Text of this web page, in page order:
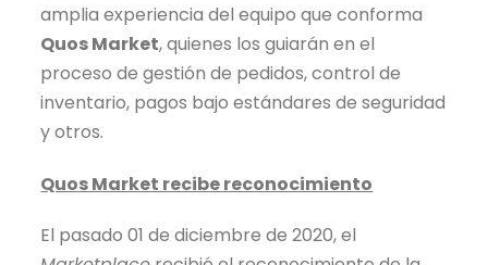
amplia experiencia del equipo que conforma
Quos Market, quienes los guiarán en el
proceso de gestión de pedidos, control de
inventario, pagos bajo estándares de seguridad
y otros.
Quos Market recibe reconocimiento
El pasado 01 de diciembre de 2020, el